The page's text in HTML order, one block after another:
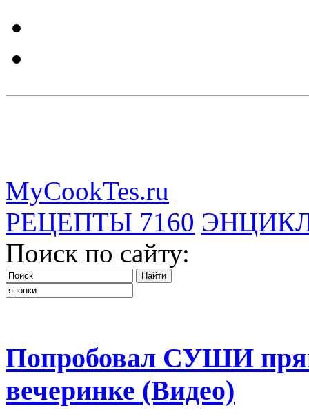
MyCookTes.ru
РЕЦЕПТЫ 7160
Поиск по сайту:
Попробовал СУШИ
вечеринке (Видео)